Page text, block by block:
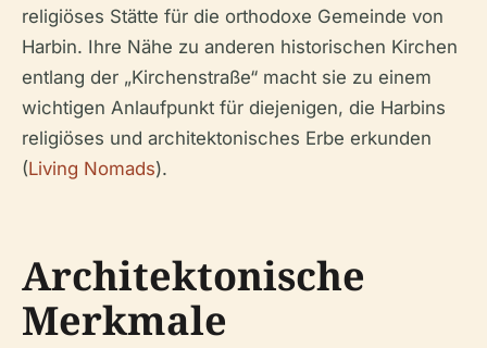
religiöses Stätte für die orthodoxe Gemeinde von
Harbin. Ihre Nähe zu anderen historischen Kirchen
entlang der „Kirchenstraße“ macht sie zu einem
wichtigen Anlaufpunkt für diejenigen, die Harbins
religiöses und architektonisches Erbe erkunden
(Living Nomads).
Architektonische
Merkmale